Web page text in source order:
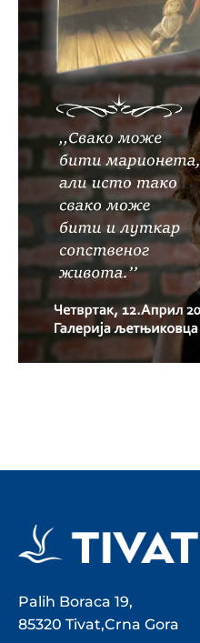
Palih Boraca 19,
85320 Tivat,Crna Gora